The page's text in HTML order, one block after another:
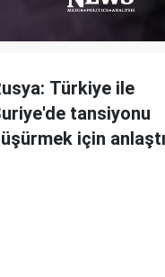
Türkiye ile
tansiyonu
için